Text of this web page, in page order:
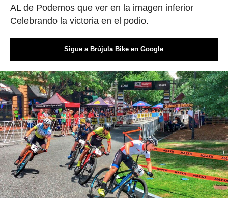
AL de Podemos que ver en la imagen inferior
Celebrando la victoria en el podio.
Sigue a Brújula Bike en Google